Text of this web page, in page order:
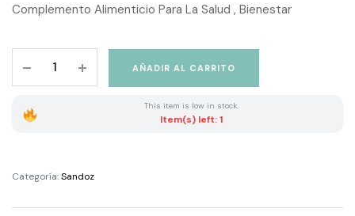
Complemento Alimenticio Para La Salud , Bienestar
Bienestar
AÑADIR AL CARRITO
This item is low in stock.
Item(s) left: 1
Categoría:Sandoz